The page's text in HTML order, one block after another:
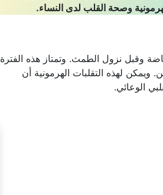
وصحة القلب لدى النساء.
وقبل نزول الطمث. وتمتاز هذه الفترة
لهذه التقلبات الهرمونية أن
الوعائي.